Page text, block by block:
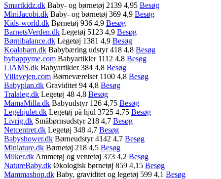
Smartkidz.dk Baby- og børnetøj 2139 4,95 Besøg
MiniJacobi.dk Baby- og børnetøj 369 4,9 Besøg
Kids-world.dk Børnetøj 936 4,9 Besøg
BarnetsVerden.dk Legetøj 5123 4,9 Besøg
Børnibalance.dk Legetøj 1381 4,9 Besøg
Koalabarn.dk Babybæring udstyr 418 4,8 Besøg
byhappyme.com Babyartikler 1112 4,8 Besøg
LIAMS.dk Babyartikler 384 4,8 Besøg
Villavejen.com Børneværelset 1100 4,8 Besøg
Babyplan.dk Graviditet 94 4,8 Besøg
Tralaleg.dk Legetøj 48 4,8 Besøg
MamaMilla.dk Babyudstyr 126 4,75 Besøg
Legehjulet.dk Legetøj på hjul 3725 4,75 Besøg
Livrig.dk Småbørnsudstyr 218 4,7 Besøg
Netcentret.dk Legetøj 348 4,7 Besøg
Babyshower.dk Børneudstyr 4142 4,7 Besøg
Miniature.dk Børnetøj 218 4,5 Besøg
Milker.dk Ammetøj og ventetøj 373 4,2 Besøg
NatureBaby.dk Økologisk børnetøj 859 4,15 Besøg
Mammashop.dk Baby, graviditet og legetøj 599 4,1 Besøg